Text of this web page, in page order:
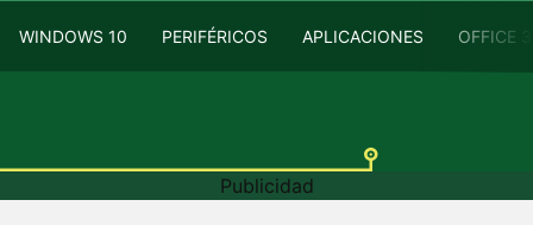
WINDOWS 10 PERIFÉRICOS APLICACIONES OFFICE